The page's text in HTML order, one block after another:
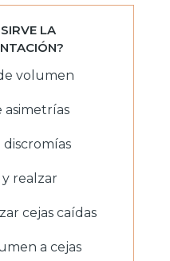
LA
volumen
asimetrías
realzar
cejas caídas
a cejas